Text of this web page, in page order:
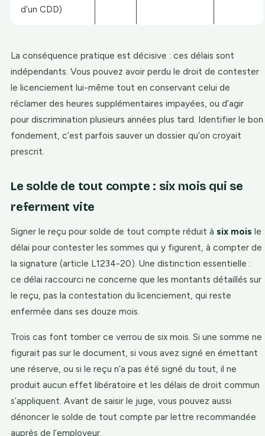
d’un CDD)
La conséquence pratique est décisive : ces délais sont
indépendants. Vous pouvez avoir perdu le droit de contester
le licenciement lui-même tout en conservant celui de
réclamer des heures supplémentaires impayées, ou d’agir
pour discrimination plusieurs années plus tard. Identifier le bon
fondement, c’est parfois sauver un dossier qu’on croyait
prescrit.
Le solde de tout compte : six mois qui se
referment vite
Signer le reçu pour solde de tout compte réduit à six mois le
délai pour contester les sommes qui y figurent, à compter de
la signature (article L1234-20). Une distinction essentielle :
ce délai raccourci ne concerne que les montants détaillés sur
le reçu, pas la contestation du licenciement, qui reste
enfermée dans ses douze mois.
Trois cas font tomber ce verrou de six mois. Si une somme ne
figurait pas sur le document, si vous avez signé en émettant
une réserve, ou si le reçu n’a pas été signé du tout, il ne
produit aucun effet libératoire et les délais de droit commun
s’appliquent. Avant de saisir le juge, vous pouvez aussi
dénoncer le solde de tout compte par lettre recommandée
auprès de l’employeur.